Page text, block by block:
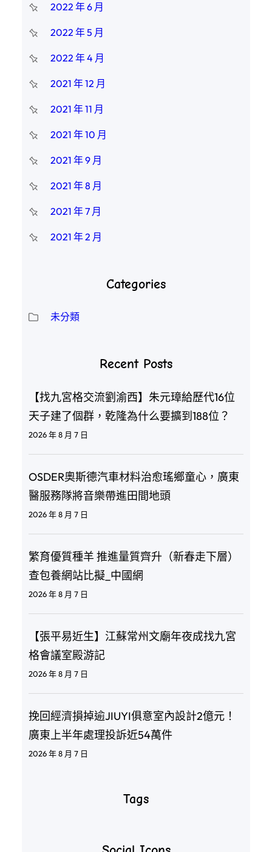
2022 年 6 月
2022 年 5 月
2022 年 4 月
2021 年 12 月
2021 年 11 月
2021 年 10 月
2021 年 9 月
2021 年 8 月
2021 年 7 月
2021 年 2 月
Categories
未分類
Recent Posts
【找九宮格交流劉渝西】朱元璋給歷代16位
天子建了個群，乾隆為什么要擴到188位？
2026 年 8 月 7 日
OSDER奧斯德汽車材料治愈瑤鄉童心，廣東
醫服務隊將音樂帶進田間地頭
2026 年 8 月 7 日
繁育優質種羊 推進量質齊升（新春走下層）
查包養網站比擬_中國網
2026 年 8 月 7 日
【張平易近生】江蘇常州文廟年夜成找九宮
格會議室殿游記
2026 年 8 月 7 日
挽回經濟損掉逾JIUYI俱意室內設計2億元！
廣東上半年處理投訴近54萬件
2026 年 8 月 7 日
Tags